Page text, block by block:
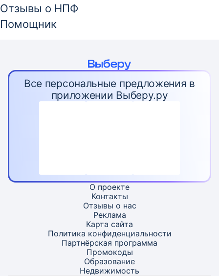
Отзывы о НПФ
Помощник
Все персональные предложения в
приложении Выберу.ру
О проекте
Контакты
Отзывы о нас
Реклама
Карта сайта
Политика конфиденциальности
Партнёрская программа
Промокоды
Образование
Недвижимость